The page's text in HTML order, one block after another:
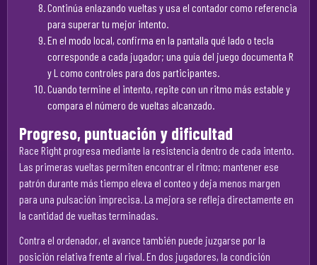
Continúa enlazando vueltas y usa el contador como referencia
para superar tu mejor intento.
En el modo local, confirma en la pantalla qué lado o tecla
corresponde a cada jugador; una guía del juego documenta R
y L como controles para dos participantes.
Cuando termine el intento, repite con un ritmo más estable y
compara el número de vueltas alcanzado.
Progreso, puntuación y dificultad
Race Right progresa mediante la resistencia dentro de cada intento.
Las primeras vueltas permiten encontrar el ritmo; mantener ese
patrón durante más tiempo eleva el conteo y deja menos margen
para una pulsación imprecisa. La mejora se refleja directamente en
la cantidad de vueltas terminadas.
Contra el ordenador, el avance también puede juzgarse por la
posición relativa frente al rival. En dos jugadores, la condición